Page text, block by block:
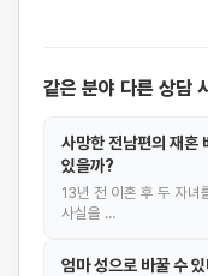
같은 분야 다른 상담
사망한 전남편의 재혼
있을까?
13년 전 이혼 후 두 자
사실을 …
엄마 성으로 바꿀 수